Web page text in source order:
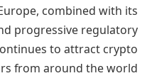
combined with its
progressive regulatory
to attract crypto
from around the world.